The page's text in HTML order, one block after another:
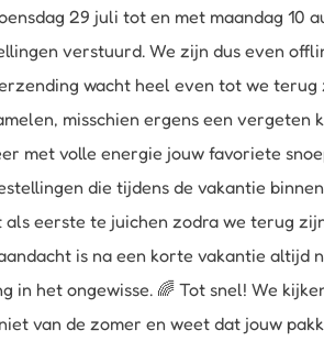
29 juli tot en met maandag 10
verstuurd. We zijn dus even
wacht heel even tot we
misschien ergens een
met volle energie jouw favoriete
die tijdens de vakantie
eerste te juichen zodra we terug
is na een korte vakantie
het ongewisse. 🌈 Tot snel! We
van de zomer en weet dat jouw